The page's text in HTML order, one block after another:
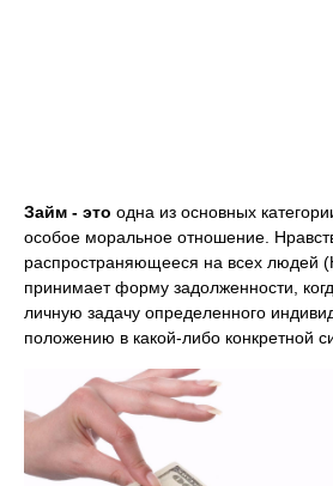
Займ - это одна из основных
особое моральное отношение.
распространяющееся на всех людей
принимает форму задолженности,
личную задачу определенного
положению в какой-либо конкретной